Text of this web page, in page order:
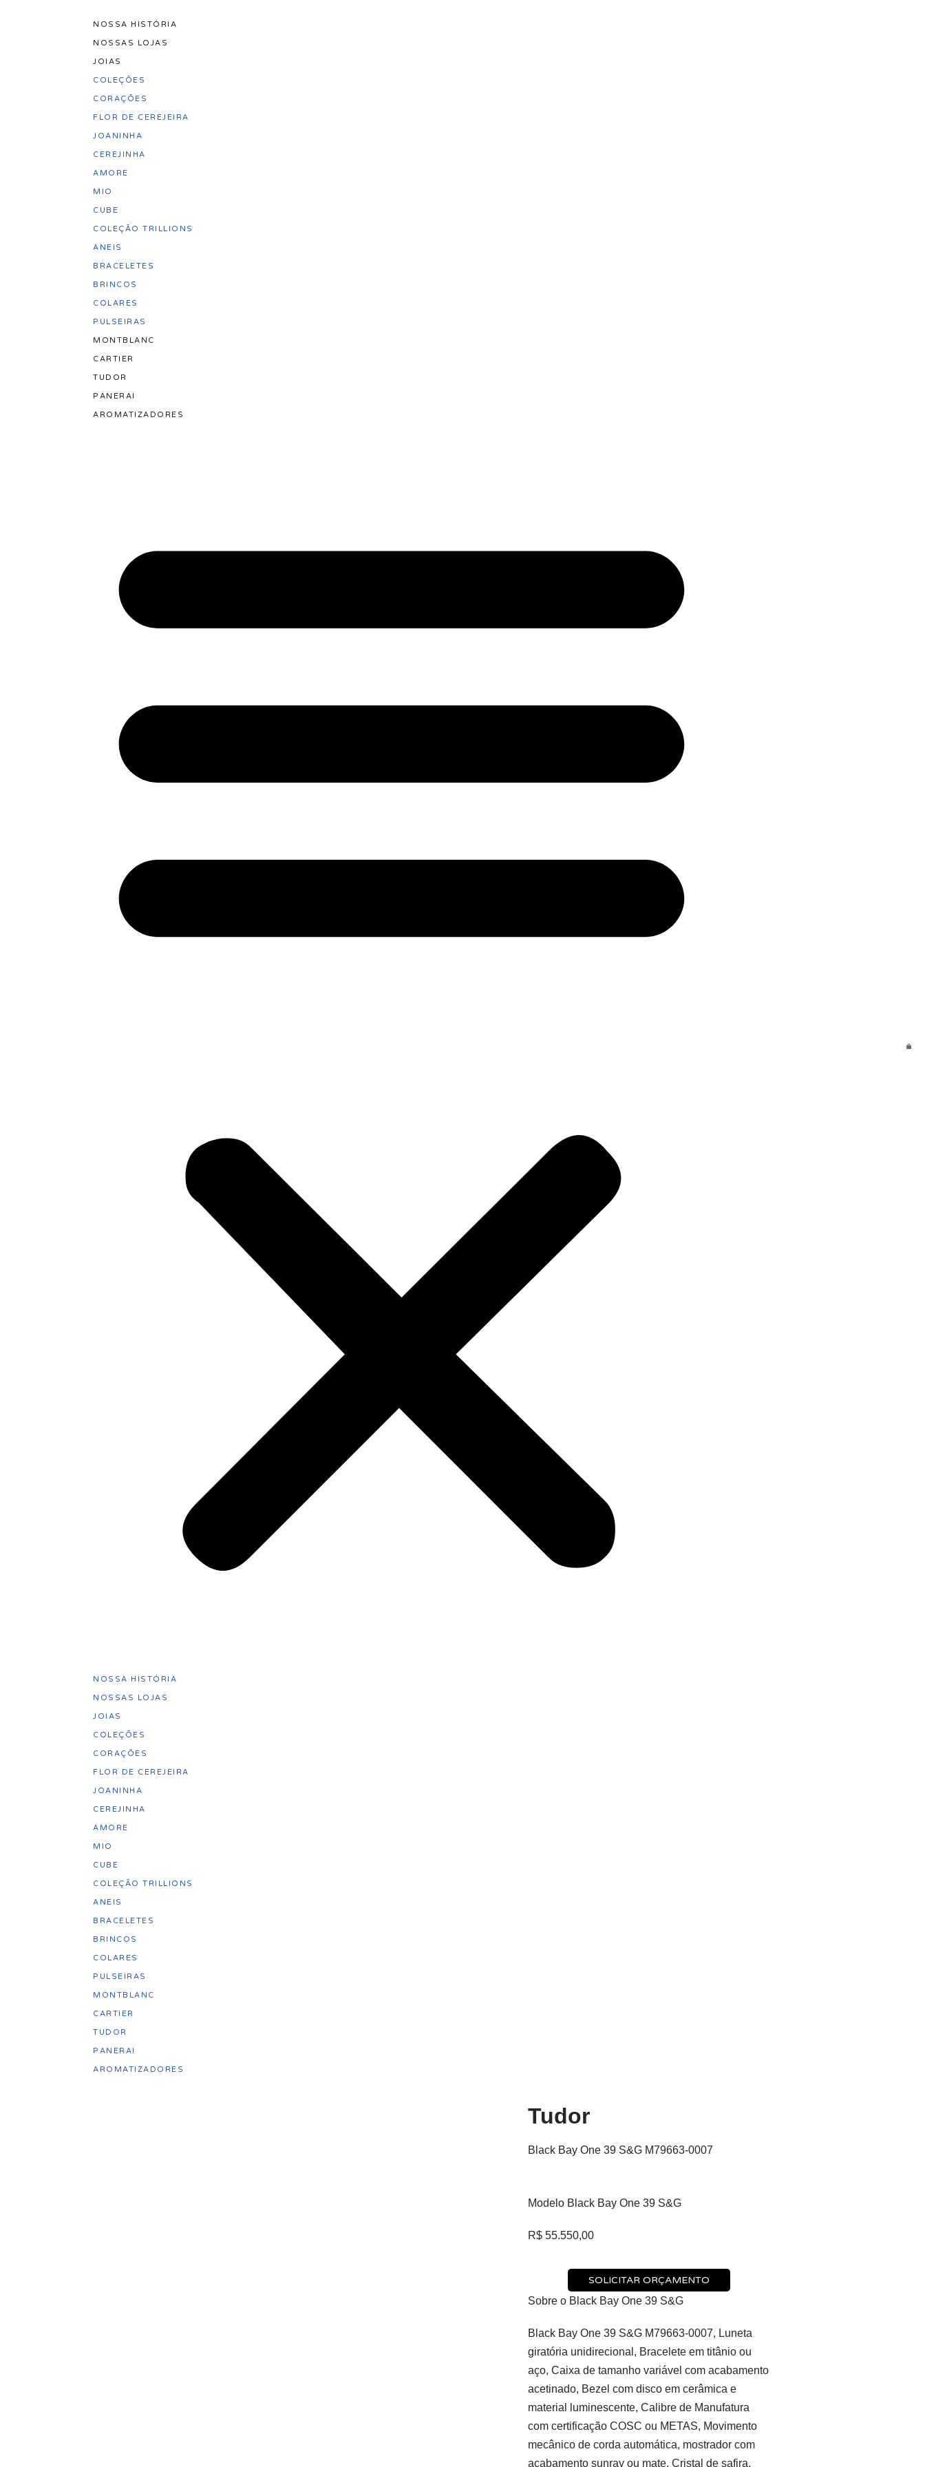
NOSSA HISTÓRIA
NOSSAS LOJAS
JOIAS
COLEÇÕES
CORAÇÕES
FLOR DE CEREJEIRA
JOANINHA
CEREJINHA
AMORE
MIO
CUBE
COLEÇÃO TRILLIONS
ANEIS
BRACELETES
BRINCOS
COLARES
PULSEIRAS
MONTBLANC
CARTIER
TUDOR
PANERAI
AROMATIZADORES
NOSSA HISTÓRIA
NOSSAS LOJAS
JOIAS
COLEÇÕES
CORAÇÕES
FLOR DE CEREJEIRA
JOANINHA
CEREJINHA
AMORE
MIO
CUBE
COLEÇÃO TRILLIONS
ANEIS
BRACELETES
BRINCOS
COLARES
PULSEIRAS
MONTBLANC
CARTIER
TUDOR
PANERAI
AROMATIZADORES
Tudor
Black Bay One 39 S&G M79663-0007
Modelo Black Bay One 39 S&G
R$55.550,00
SOLICITAR ORÇAMENTO
Sobre o Black Bay One 39 S&G
Black Bay One 39 S&G M79663-0007, Luneta
giratória unidirecional, Bracelete em titânio ou
aço, Caixa de tamanho variável com acabamento
acetinado, Bezel com disco em cerâmica e
material luminescente, Calibre de Manufatura
com certificação COSC ou METAS, Movimento
mecânico de corda automática, mostrador com
acabamento sunray ou mate, Cristal de safira,